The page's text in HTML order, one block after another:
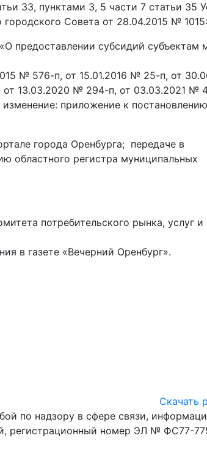
33, пунктами 3, 5 части 7 статьи 35
Совета от 28.04.2015 № 1015:
предоставлении субсидий субъектам
№ 576-п, от 15.01.2016 № 25-п, от
13.03.2020 № 294-п, от 03.03.2021 №
приложение к
города Оренбурга; передаче в
областного регистра муниципальных
потребительского рынка, услуг и
в газете «Вечерний Оренбург».
Скачать
по надзору в сфере связи,
регистрационный номер ЭЛ № ФС77-